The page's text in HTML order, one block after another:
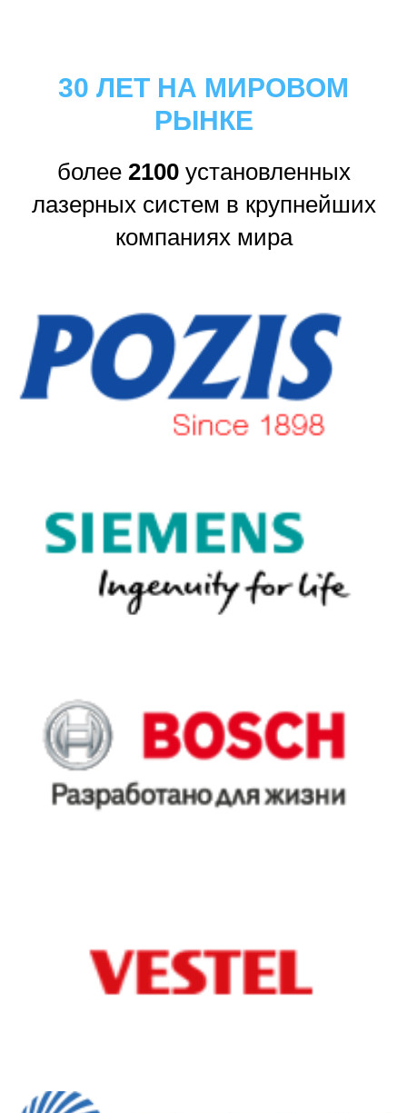
30 ЛЕТ НА МИРОВОМ
РЫНКЕ
более 2100установленных
лазерных систем в крупнейших
компаниях мира